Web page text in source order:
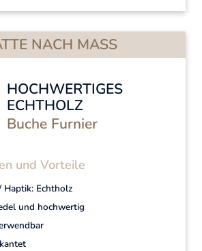
NACH MASS
HOCHWERTIGES
ECHTHOLZ
Buche Furnier
und Vorteile
Haptik: Echtholz
und hochwertig